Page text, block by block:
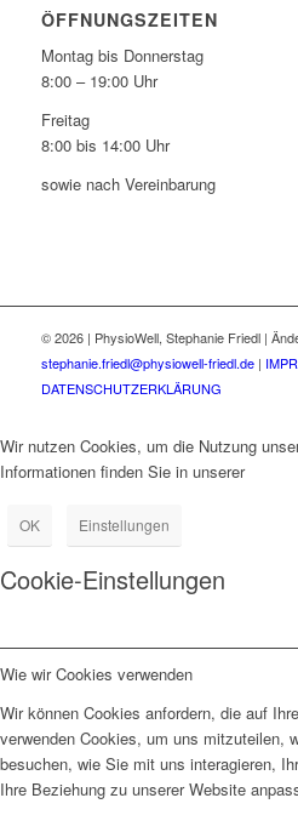
ÖFFNUNGSZEITEN
Montag bis Donnerstag
8:00 – 19:00 Uhr
Freitag
8:00 bis 14:00 Uhr
sowie nach Vereinbarung
©2026 | PhysioWell, Stephanie Friedl |
stephanie.friedl@physiowell-friedl.de|
DATENSCHUTZERKLÄRUNG
Wir nutzen Cookies, um die Nutzung
Informationen finden Sie in unserer
OK Einstellungen
Cookie-Einstellungen
Wie wir Cookies verwenden
Wir können Cookies anfordern, die auf
verwenden Cookies, um uns mitzuteilen,
besuchen, wie Sie mit uns interagieren,
Ihre Beziehung zu unserer Website